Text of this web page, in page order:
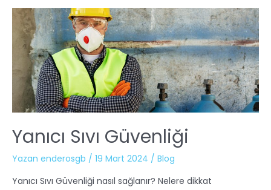
Yanıcı Sıvı Güvenliği
Yazan enderosgb / 19 Mart 2024 / Blog
Yanıcı Sıvı Güvenliği nasıl sağlanır? Nelere dikkat